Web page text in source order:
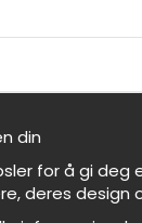
est et expedita
din
for å gi
deres design